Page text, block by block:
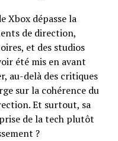
Xbox dépasse la
de direction,
et des studios
été mis en avant
au-delà des critiques
sur la cohérence du
Et surtout, sa
de la tech plutôt
?